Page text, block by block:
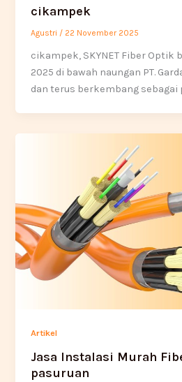
cikampek
Agustri / 22 November 2025
cikampek, SKYNET Fiber Optik
2025 di bawah naungan PT.
dan terus berkembang sebagai
Artikel
Jasa Instalasi Murah
pasuruan